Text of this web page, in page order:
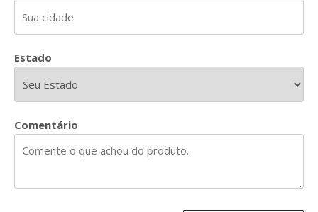
Estado
Comentário